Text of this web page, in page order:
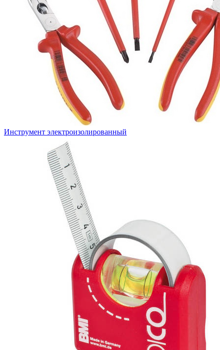
Инструмент электроизолированный